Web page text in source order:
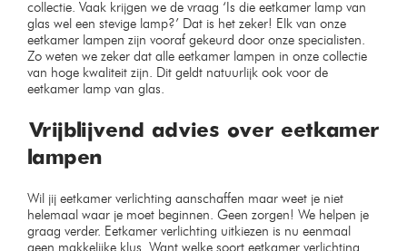
Industriële hanglamp ronde
Op voorraad
€59,99 €54,99 €29,99 €24,99